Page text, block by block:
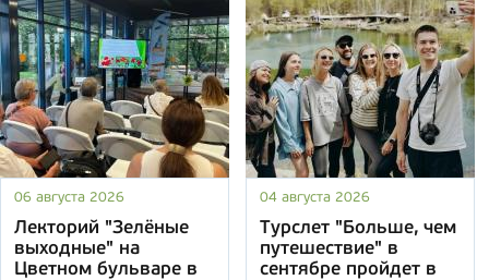
06 августа 2026
Лекторий "Зелёные
выходные" на
Цветном бульваре в
04 августа 2026
Турслет "Больше, чем
путешествие" в
сентябре пройдет в